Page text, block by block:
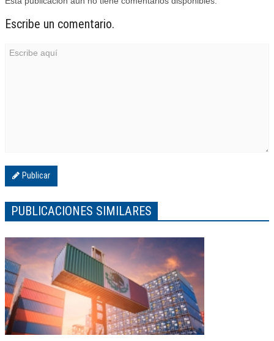
Escribe un comentario.
Publicar
PUBLICACIONES SIMILARES